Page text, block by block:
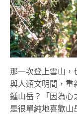
那一次登上雪山，
與人類文明間，重
鍾山岳？「因為心
是很單純地喜歡山